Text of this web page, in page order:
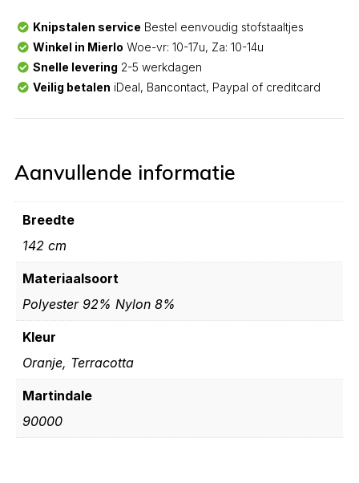
Knipstalen service Bestel eenvoudig stofstaaltjes
Winkel in Mierlo Woe-vr: 10-17u, Za: 10-14u
Snelle levering 2-5 werkdagen
Veilig betalen iDeal, Bancontact, Paypal of creditcard
Aanvullende informatie
Breedte
142 cm
Materiaalsoort
Polyester 92% Nylon 8%
Kleur
Oranje, Terracotta
Martindale
90000